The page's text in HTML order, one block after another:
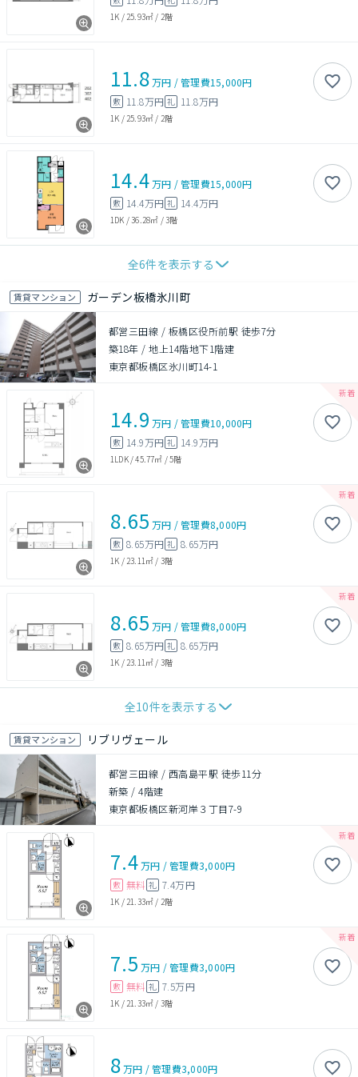
1K / 25.93㎡ / 2階
11.8万円 /管理費15,000円
敷 11.8万円 礼 11.8万円
1K / 25.93㎡ / 2階
14.4万円 /管理費15,000円
敷 14.4万円 礼 14.4万円
1DK /36.28㎡ /3階
全6件を表示する
賃貸マンション ガーデン板橋氷川町
都営三田線 / 板橋区役所前駅 徒歩7分
築18年 /地上14階地下1階建
東京都板橋区氷川町14-1
14.9 万円 /管理費10,000円
敷 14.9万円 礼 14.9万円
1LDK/45.77㎡ /5階
8.65 万円 /管理費8,000円
敷 8.65万円 礼 8.65万円
1K / 23.11㎡ / 3階
8.65 万円 /管理費8,000円
敷 8.65万円 礼 8.65万円
1K / 23.11㎡ / 3階
全10件を表示する
賃貸マンション リブリヴェール
都営三田線 / 西高島平駅 徒歩11分
新築 /4階建
東京都板橋区新河岸３丁目7-9
7.4万円 /管理費3,000円
敷 無料 礼 7.4万円
1K / 21.33㎡ / 2階
7.5 万円 /管理費3,000円
敷 無料 礼 7.5万円
1K / 21.33㎡ / 3階
8万円 /管理費3,000円